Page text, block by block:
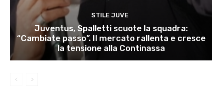
STILE JUVE
Juventus, Spalletti scuote la squadra:
“Cambiate passo”. Il mercato rallenta e cresce
la tensione alla Continassa